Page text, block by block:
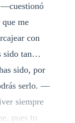
—cuestionó
me
con
sido tan…
sido, por
serlo. —
siempre
pues tu